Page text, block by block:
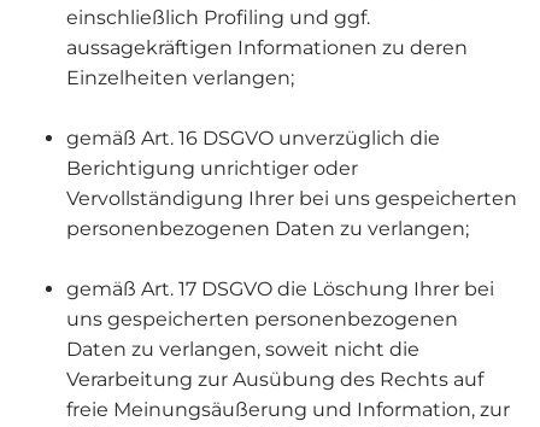
einschließlich Profiling und ggf.
aussagekräftigen Informationen zu deren
Einzelheiten verlangen;
gemäß Art. 16 DSGVO unverzüglich die
Berichtigung unrichtiger oder
Vervollständigung Ihrer bei uns gespeicherten
personenbezogenen Daten zu verlangen;
gemäß Art. 17 DSGVO die Löschung Ihrer bei
uns gespeicherten personenbezogenen
Daten zu verlangen, soweit nicht die
Verarbeitung zur Ausübung des Rechts auf
freie Meinungsäußerung und Information, zur